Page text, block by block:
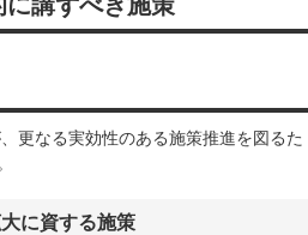
更なる実効性のある施策推進を図るた
に資する施策